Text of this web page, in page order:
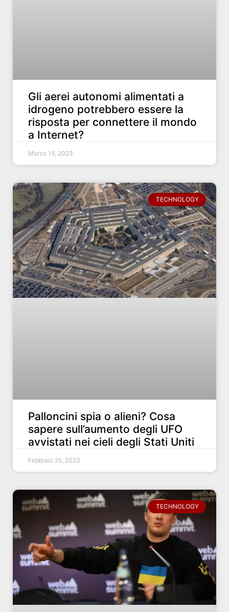
Gli aerei autonomi alimentati a
idrogeno potrebbero essere la
risposta per connettere il mondo
a Internet?
Marzo 15, 2023
TECHNOLOGY
Palloncini spia o alieni? Cosa
sapere sull’aumento degli UFO
avvistati nei cieli degli Stati Uniti
Febbraio 25, 2023
TECHNOLOGY